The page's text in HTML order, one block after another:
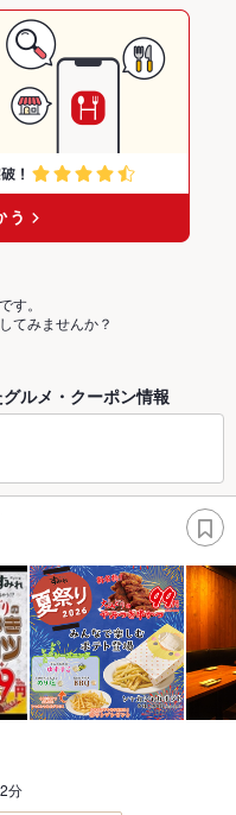
す。
てみませんか？
ルメ・クーポン情報
分